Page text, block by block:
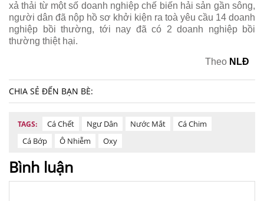
xả thải từ một số doanh nghiệp chế biến hải sản gần sông,
người dân đã nộp hồ sơ khởi kiện ra toà yêu cầu 14 doanh
nghiệp bồi thường, tới nay đã có 2 doanh nghiệp bồi
thường thiệt hại.
Theo NLĐ
CHIA SẺ ĐẾN BẠN BÈ:
TAGS: Cá Chết Ngư Dân Nước Mắt
Cá Chim
Cá Bớp
Ô Nhiễm Oxy
Bình luận